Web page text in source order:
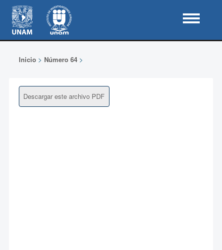
Inicio> Número 64>
Descargar este archivo PDF